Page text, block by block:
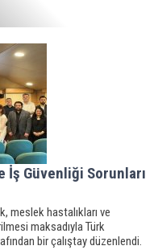
İş Güvenliği Sorunları
meslek hastalıkları ve
maksadıyla Türk
bir çalıştay düzenlendi.